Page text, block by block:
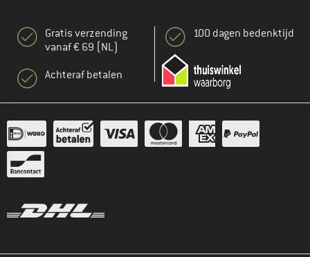
Gratis verzending
vanaf € 69 (NL)
Achteraf betalen
100 dagen bedenktijd